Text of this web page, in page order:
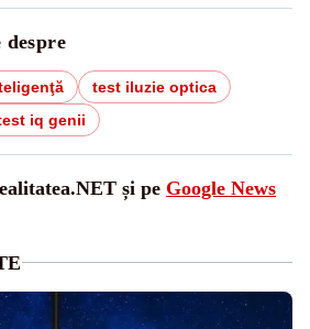
test iluzie optica
iq genii
și pe Google News